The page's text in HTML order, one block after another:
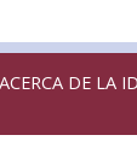
DE LA